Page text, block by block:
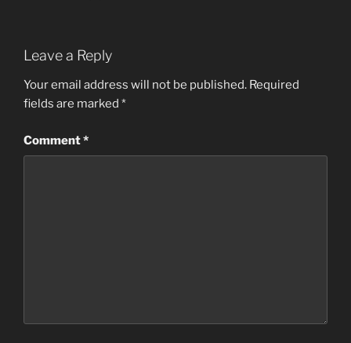
Leave a Reply
Your email address will not be published. Required
fields are marked *
Comment*